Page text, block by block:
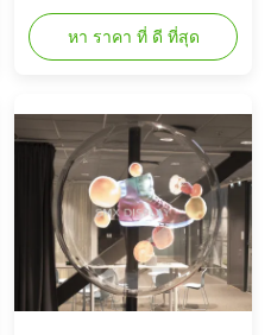
advertising player in the
market, based on chip and
LED technology , it works like
holographic displays. Our
Hologram Player looks like a
windmill,it is a new product in
2017, based on the chip, ...
หา ราคา ที่ ดี ที่สุด